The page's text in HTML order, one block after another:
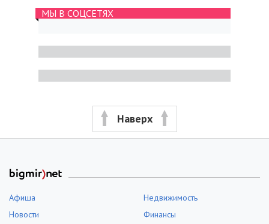
МЫ В СОЦСЕТЯХ
Наверх
Афиша
Недвижимость
Новости
Финансы